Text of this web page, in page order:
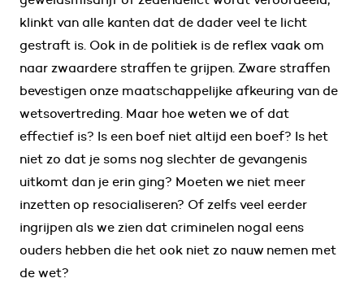
klinkt van alle kanten dat de dader veel te licht
gestraft is. Ook in de politiek is de reflex vaak om
naar zwaardere straffen te grijpen. Zware straffen
bevestigen onze maatschappelijke afkeuring van de
wetsovertreding. Maar hoe weten we of dat
effectief is? Is een boef niet altijd een boef? Is het
niet zo dat je soms nog slechter de gevangenis
uitkomt dan je erin ging? Moeten we niet meer
inzetten op resocialiseren? Of zelfs veel eerder
ingrijpen als we zien dat criminelen nogal eens
ouders hebben die het ook niet zo nauw nemen met
de wet?